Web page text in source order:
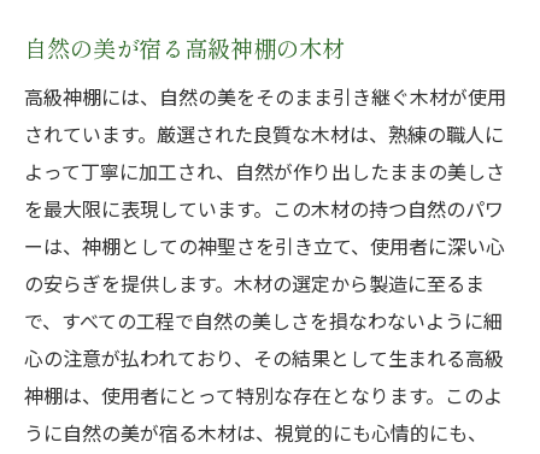
自然の美が宿る高級神棚の木材
高級神棚には、自然の美をそのまま引き継ぐ木材が使用
されています。厳選された良質な木材は、熟練の職人に
よって丁寧に加工され、自然が作り出したままの美しさ
を最大限に表現しています。この木材の持つ自然のパワ
ーは、神棚としての神聖さを引き立て、使用者に深い心
の安らぎを提供します。木材の選定から製造に至るま
で、すべての工程で自然の美しさを損なわないように細
心の注意が払われており、その結果として生まれる高級
神棚は、使用者にとって特別な存在となります。このよ
うに自然の美が宿る木材は、視覚的にも心情的にも、